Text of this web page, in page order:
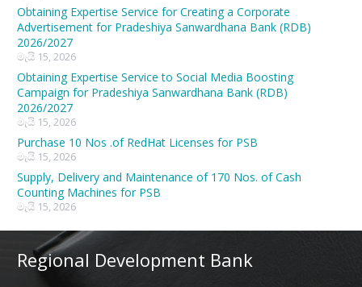
Obtaining Expertise Service for Creating a Corporate
Advertisement for Pradeshiya Sanwardhana Bank (RDB)
2026/2027
මැයි 15, 2026
Obtaining Expertise Service to Social Media Boosting
Campaign for Pradeshiya Sanwardhana Bank (RDB)
2026/2027
මැයි 15, 2026
Purchase 10 Nos .of RedHat Licenses for PSB
මැයි 15, 2026
Supply, Delivery and Maintenance of 170 Nos. of Cash
Counting Machines for PSB
මැයි 15, 2026
Regional Development Bank